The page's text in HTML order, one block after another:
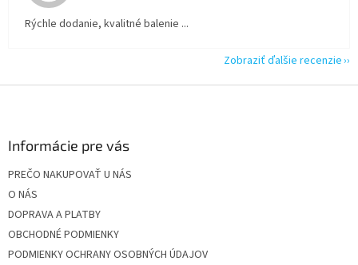
Rýchle dodanie, kvalitné balenie ...
Zobraziť ďalšie recenzie
Informácie pre vás
PREČO NAKUPOVAŤ U NÁS
O NÁS
DOPRAVA A PLATBY
OBCHODNÉ PODMIENKY
PODMIENKY OCHRANY OSOBNÝCH ÚDAJOV